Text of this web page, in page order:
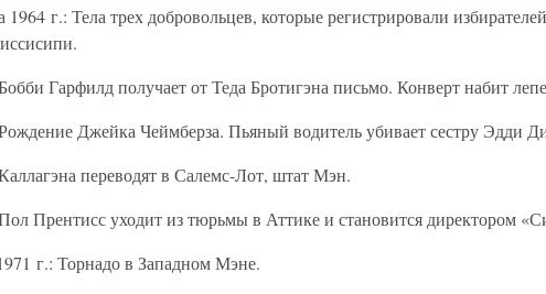
1964 г.: Тела трех добровольцев, которые регистрировали
Гарфилд получает от Теда Бротигэна письмо. Конверт набит
Джейка Чеймберза. Пьяный водитель убивает сестру Эдди
переводят в Салемс-Лот, штат Мэн.
Прентисс уходит из тюрьмы в Аттике и становится директором
г.: Торнадо в Западном Мэне.